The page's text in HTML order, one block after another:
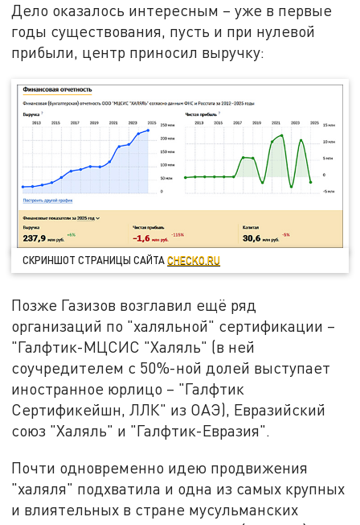
Дело оказалось интересным – уже в первые
годы существования, пусть и при нулевой
прибыли, центр приносил выручку:
СКРИНШОТ СТРАНИЦЫ САЙТАCHECKO.RU
Позже Газизов возглавил ещё ряд
организаций по "халяльной" сертификации –
"Галфтик-МЦСИС "Халяль" (в ней
соучредителем с 50%-ной долей выступает
иностранное юрлицо – "Галфтик
Сертификейшн, ЛЛК" из ОАЭ), Евразийский
союз "Халяль" и "Галфтик-Евразия".
Почти одновременно идею продвижения
"халяля" подхватила и одна из самых крупных
и влиятельных в стране мусульманских